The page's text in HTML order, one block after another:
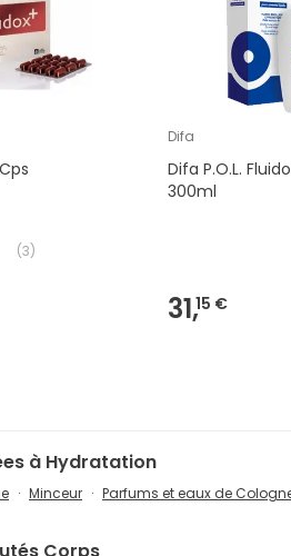
(3)
Difa
Difa P.O.L.
300ml
31,15 €
à Hydratation
Minceur Parfums et eaux de